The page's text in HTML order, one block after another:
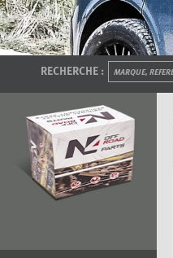
RECHERCHE :